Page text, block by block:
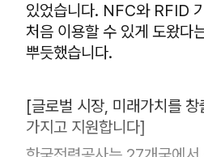
있었습니다. NFC와 RFID
처음 이용할 수 있게 도왔다
뿌듯했습니다.
[글로벌 시장, 미래가치를
가지고 지원합니다]